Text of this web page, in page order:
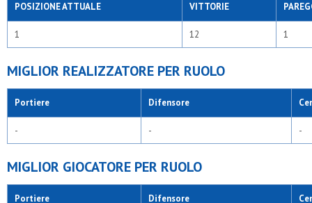
POSIZIONE ATTUALE VITTORIE
1 12 1
MIGLIOR REALIZZATORE PER RUOLO
Portiere Difensore
- - -
MIGLIOR GIOCATORE PER RUOLO
Portiere Difensore